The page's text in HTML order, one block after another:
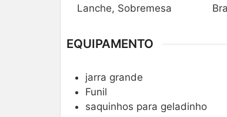
Lanche, Sobremesa
EQUIPAMENTO
jarra grande
Funil
saquinhos para geladinho